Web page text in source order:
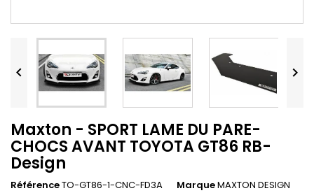
 
Maxton - SPORT LAME DU PARE-
CHOCS AVANT TOYOTA GT86 RB-
Design
RéférenceTO-GT86-1-CNC-FD3A MarqueMAXTON DESIGN